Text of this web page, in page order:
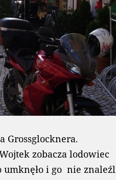
Grossglocknera.
zobacza lodowiec
umknęło i go nie